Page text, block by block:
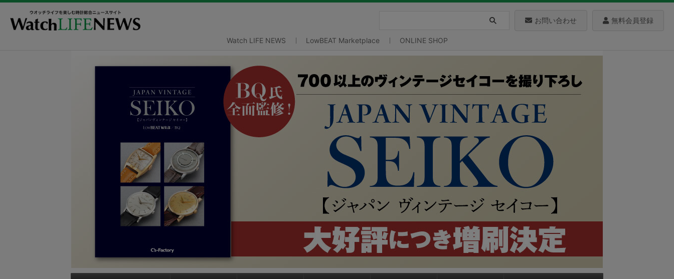
お問い合わせ 無料会員登録
Watch LIFE NEWS LowBEAT Marketplace ONLINE SHOP